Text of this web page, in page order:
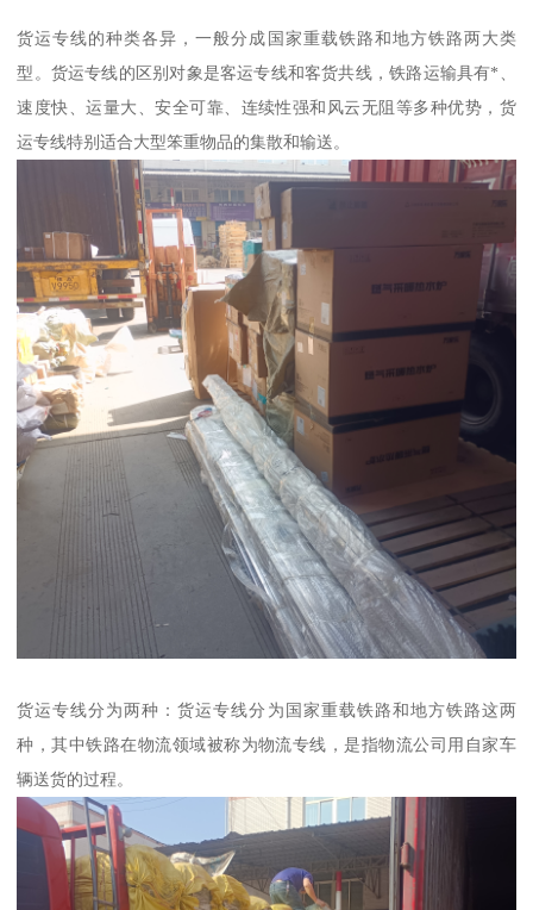
货运专线的种类各异，一般分成国家重载铁路和地方铁路两大类
型。货运专线的区别对象是客运专线和客货共线，铁路运输具有*、
速度快、运量大、安全可靠、连续性强和风云无阻等多种优势，货
运专线特别适合大型笨重物品的集散和输送。
货运专线分为两种：货运专线分为国家重载铁路和地方铁路这两
种，其中铁路在物流领域被称为物流专线，是指物流公司用自家车
辆送货的过程。